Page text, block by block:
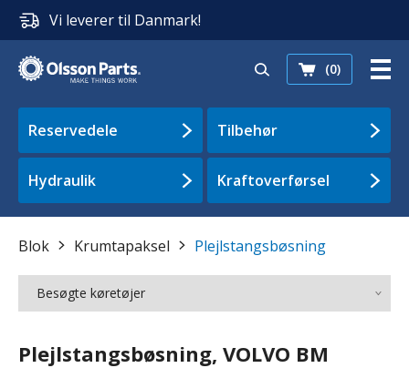
Vi leverer til Danmark!
(0)
Reservedele Tilbehør
Hydraulik Kraftoverførsel
Blok Krumtapaksel Plejlstangsbøsning
Besøgte køretøjer
Plejlstangsbøsning, VOLVO BM